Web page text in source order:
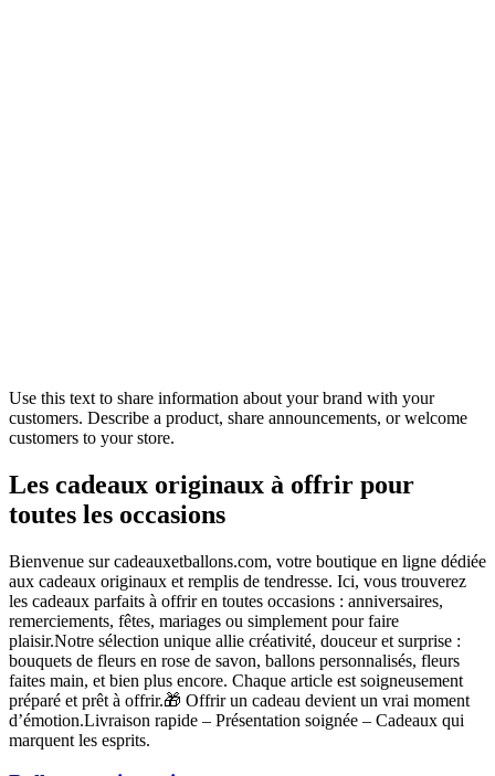
Use this text to share information about your brand with your
customers. Describe a product, share announcements, or welcome
customers to your store.
Les cadeaux originaux à offrir pour
toutes les occasions
Bienvenue sur cadeauxetballons.com, votre boutique en ligne dédiée
aux cadeaux originaux et remplis de tendresse. Ici, vous trouverez
les cadeaux parfaits à offrir en toutes occasions : anniversaires,
remerciements, fêtes, mariages ou simplement pour faire
plaisir.Notre sélection unique allie créativité, douceur et surprise :
bouquets de fleurs en rose de savon, ballons personnalisés, fleurs
faites main, et bien plus encore. Chaque article est soigneusement
préparé et prêt à offrir.🎁 Offrir un cadeau devient un vrai moment
d’émotion.Livraison rapide – Présentation soignée – Cadeaux qui
marquent les esprits.